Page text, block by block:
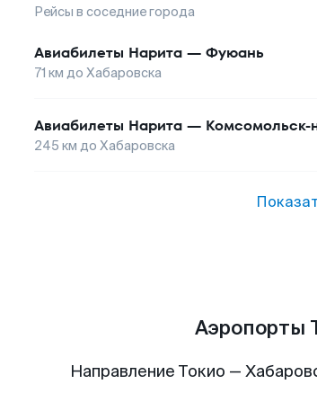
Рейсы в соседние города
Авиабилеты Нарита — Фуюань
71 км до Хабаровска
Авиабилеты Нарита — Комсомольск-
245 км до Хабаровска
Аэропорты
Направление Токио —